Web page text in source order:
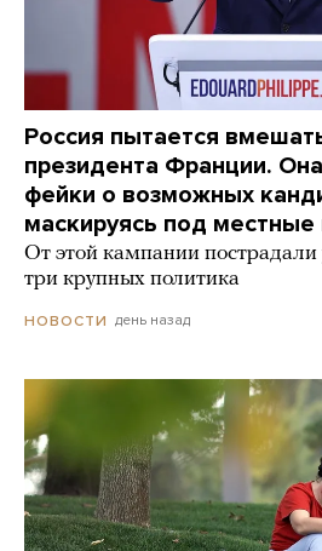
Россия пытается
президента Франции.
фейки о возможных
маскируясь под местные
От этой кампании
три крупных политика
НОВОСТИ день назад